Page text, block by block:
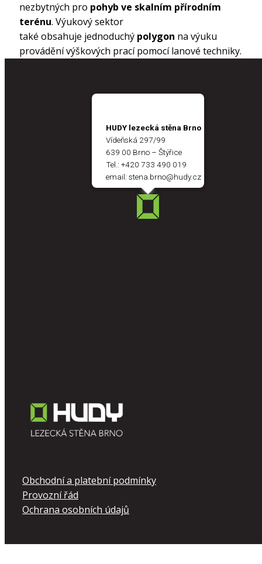
nezbytných pro pohyb ve skalním přírodním
terénu. Výukový sektor
také obsahuje jednoduchý polygon na výuku
provádění výškových prací pomocí lanové techniky.
HUDY lezecká stěna Brno
Vídeňská 297/99
639 00 Brno – Štýřice
Tel.: +420 733 490 019
email: stena.brno@hudy.cz
Obchodní a platební podmínky
Provozní řád
Ochrana osobních údajů